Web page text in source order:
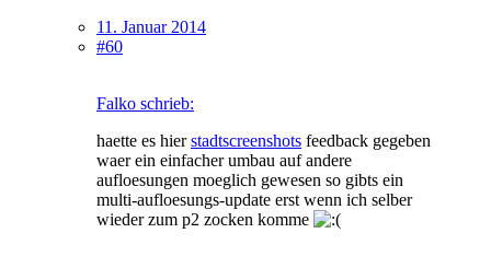
11. Januar 2014
#60
Falko schrieb:
haette es hierstadtscreenshots feedback gegeben
waer ein einfacher umbau auf andere
aufloesungen moeglich gewesen so gibts ein
multi-aufloesungs-update erst wenn ich selber
wieder zum p2 zocken komme